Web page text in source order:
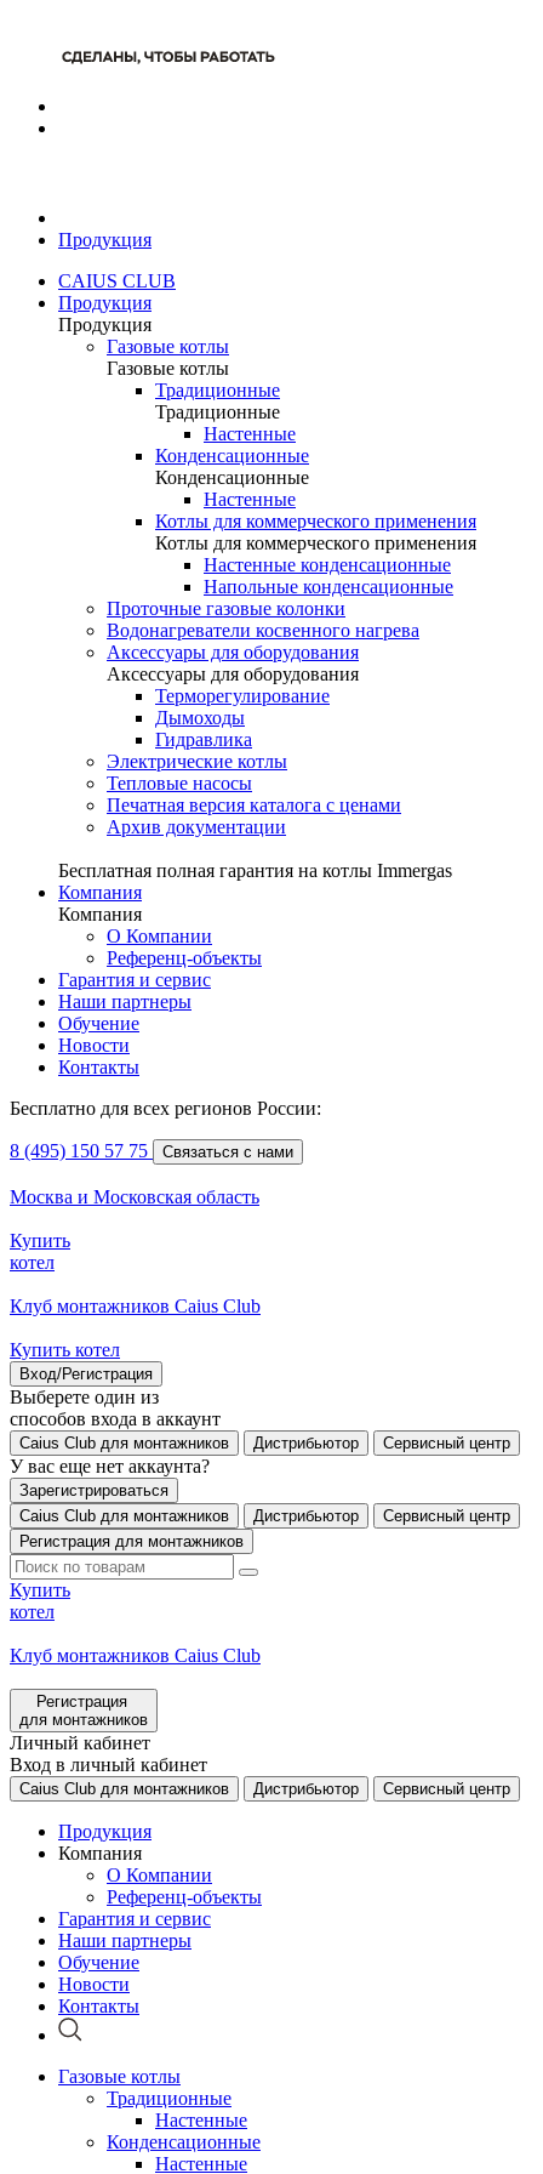
Продукция
CAIUS CLUB
Продукция
Продукция
Газовые котлы
Газовые котлы
Традиционные
Традиционные
Настенные
Конденсационные
Конденсационные
Настенные
Котлы для коммерческого применения
Котлы для коммерческого применения
Настенные конденсационные
Напольные конденсационные
Проточные газовые колонки
Водонагреватели косвенного нагрева
Аксессуары для оборудования
Аксессуары для оборудования
Терморегулирование
Дымоходы
Гидравлика
Электрические котлы
Тепловые насосы
Печатная версия каталога с ценами
Архив документации
Бесплатная полная гарантия на котлы Immergas
Компания
Компания
О Компании
Референц-объекты
Гарантия и сервис
Наши партнеры
Обучение
Новости
Контакты
Бесплатно для всех регионов России:
8 (495) 150 57 75 Связаться с нами
Москва и Московская область
Купить
котел
Клуб монтажников Caius Club
Купить котел
Вход/Регистрация
Выберете один из
способов входа в аккаунт
Caius Club для монтажников Дистрибьютор Сервисный центр
У вас еще нет аккаунта?
Зарегистрироваться
Caius Club для монтажников
Дистрибьютор
Сервисный центр
Регистрация для монтажников
Купить
котел
Клуб монтажников Caius Club
Регистрация
для монтажников
Личный кабинет
Вход в личный кабинет
Caius Club для монтажников Дистрибьютор Сервисный центр
Продукция
Компания
О Компании
Референц-объекты
Гарантия и сервис
Наши партнеры
Обучение
Новости
Контакты
Газовые котлы
Традиционные
Настенные
Конденсационные
Настенные